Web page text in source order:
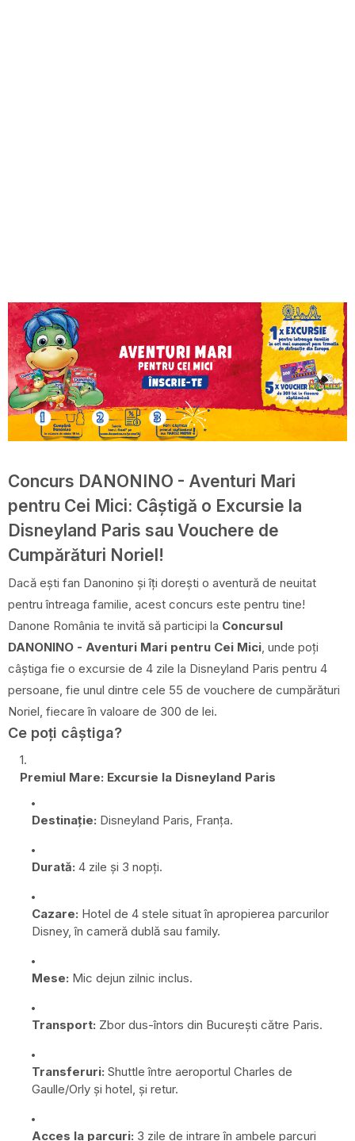
Concurs DANONINO - Aventuri Mari
pentru Cei Mici: Câștigă o Excursie la
Disneyland Paris sau Vouchere de
Cumpărături Noriel!
Dacă ești fan Danonino și îți dorești o aventură de neuitat
pentru întreaga familie, acest concurs este pentru tine!
Danone România te invită să participi la Concursul
DANONINO - Aventuri Mari pentru Cei Mici, unde poți
câștiga fie o excursie de 4 zile la Disneyland Paris pentru 4
persoane, fie unul dintre cele 55 de vouchere de cumpărături
Noriel, fiecare în valoare de 300 de lei.
Ce poți câștiga?
Premiul Mare: Excursie la Disneyland Paris
Destinație: Disneyland Paris, Franța.
Durată: 4 zile și 3 nopți.
Cazare: Hotel de 4 stele situat în apropierea parcurilor
Disney, în cameră dublă sau family.
Mese: Mic dejun zilnic inclus.
Transport: Zbor dus-întors din București către Paris.
Transferuri: Shuttle între aeroportul Charles de
Gaulle/Orly și hotel, și retur.
Acces la parcuri: 3 zile de intrare în ambele parcuri